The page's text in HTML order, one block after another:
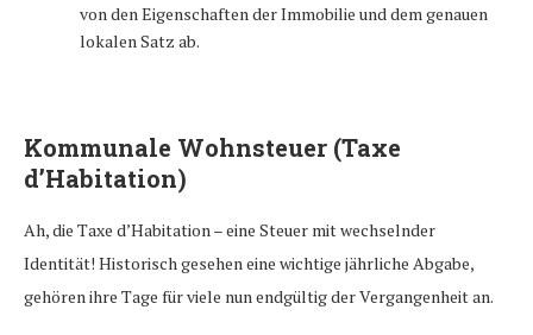
von den Eigenschaften der Immobilie und dem genauen
lokalen Satz ab.
Kommunale Wohnsteuer (Taxe
d’Habitation)
Ah, die Taxe d’Habitation – eine Steuer mit wechselnder
Identität! Historisch gesehen eine wichtige jährliche Abgabe,
gehören ihre Tage für viele nun endgültig der Vergangenheit an.